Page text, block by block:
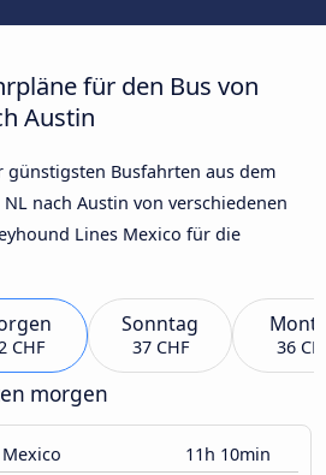
für den Bus von
Austin
günstigsten Busfahrten aus dem
nach Austin von verschiedenen
Lines Mexico für die
CHF
Sonntag
37 CHF 36
morgen
11h 10min